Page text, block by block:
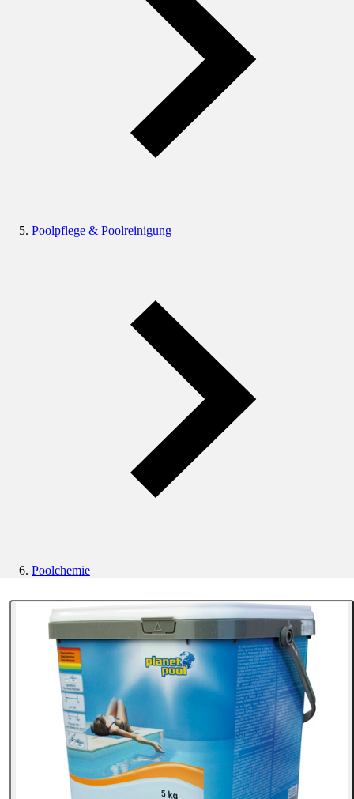
Poolpflege & Poolreinigung
Poolchemie